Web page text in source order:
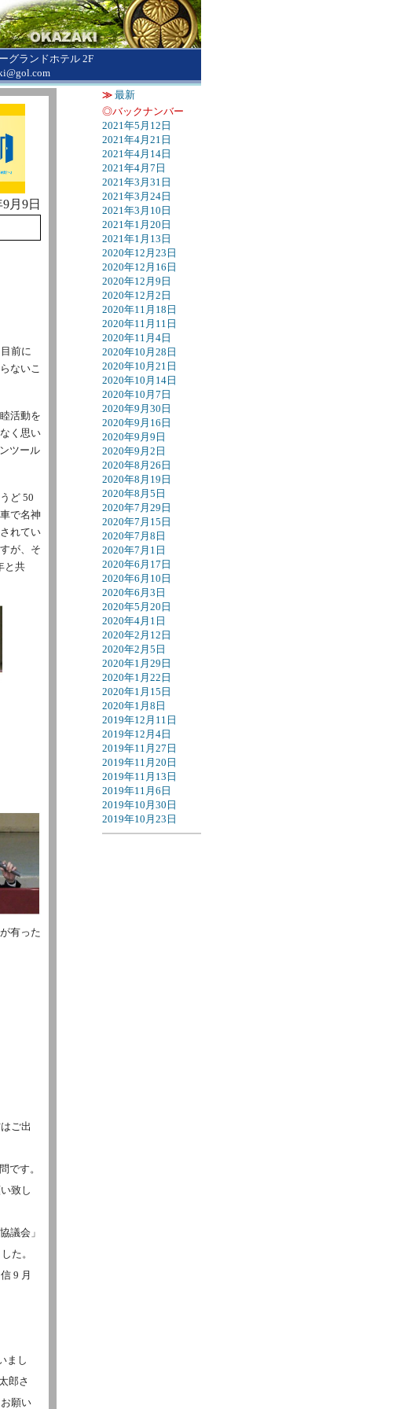
ランドホテル 2F
月9日
前に
ないこ
活動を
く思い
ツール
ど 50
で名神
れてい
が、そ
と共
有った
ご出
です。
致し
議会」
た。
9 月
まし
郎さ
願い
≫ 最新
◎バックナンバー
2021年5月12日
2021年4月21日
2021年4月14日
2021年4月7日
2021年3月31日
2021年3月24日
2021年3月10日
2021年1月20日
2021年1月13日
2020年12月23日
2020年12月16日
2020年12月9日
2020年12月2日
2020年11月18日
2020年11月11日
2020年11月4日
2020年10月28日
2020年10月21日
2020年10月14日
2020年10月7日
2020年9月30日
2020年9月16日
2020年9月9日
2020年9月2日
2020年8月26日
2020年8月19日
2020年8月5日
2020年7月29日
2020年7月15日
2020年7月8日
2020年7月1日
2020年6月17日
2020年6月10日
2020年6月3日
2020年5月20日
2020年4月1日
2020年2月12日
2020年2月5日
2020年1月29日
2020年1月22日
2020年1月15日
2020年1月8日
2019年12月11日
2019年12月4日
2019年11月27日
2019年11月20日
2019年11月13日
2019年11月6日
2019年10月30日
2019年10月23日
2019年10月16日